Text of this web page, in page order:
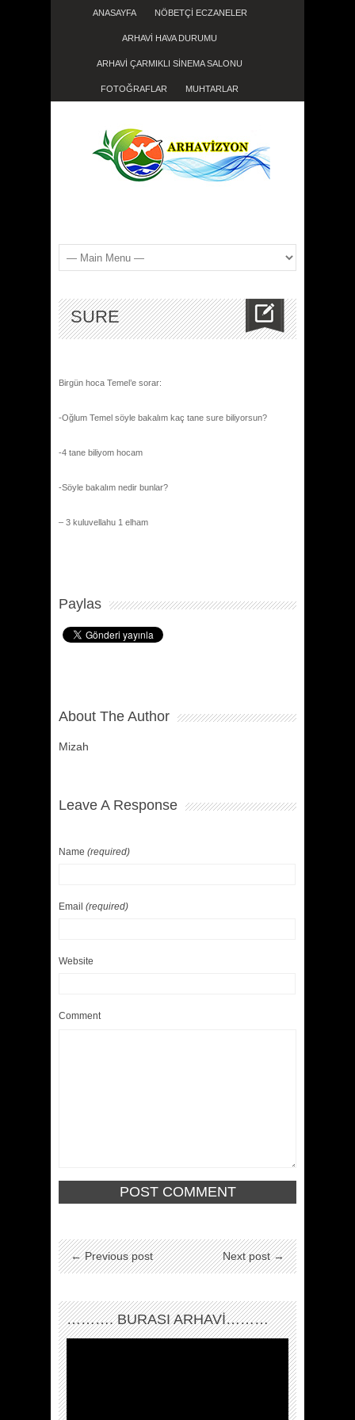
ANASAYFA NÖBETÇİ ECZANELER
ARHAVİ HAVA DURUMU
ARHAVİ ÇARMIKLI SİNEMA SALONU
FOTOĞRAFLAR MUHTARLAR
SURE
Birgün hoca Temel’e sorar:
-Oğlum Temel söyle bakalım kaç tane sure biliyorsun?
-4 tane biliyom hocam
-Söyle bakalım nedir bunlar?
– 3 kuluvellahu 1 elham
Paylas
About The Author
Mizah
Leave A Response
Name (required)
Email (required)
Website
Comment
← Previous post Next post →
………. BURASI ARHAVİ………